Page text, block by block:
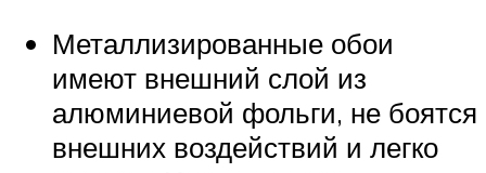
Металлизированные обои
имеют внешний слой из
алюминиевой фольги, не боятся
внешних воздействий и легко